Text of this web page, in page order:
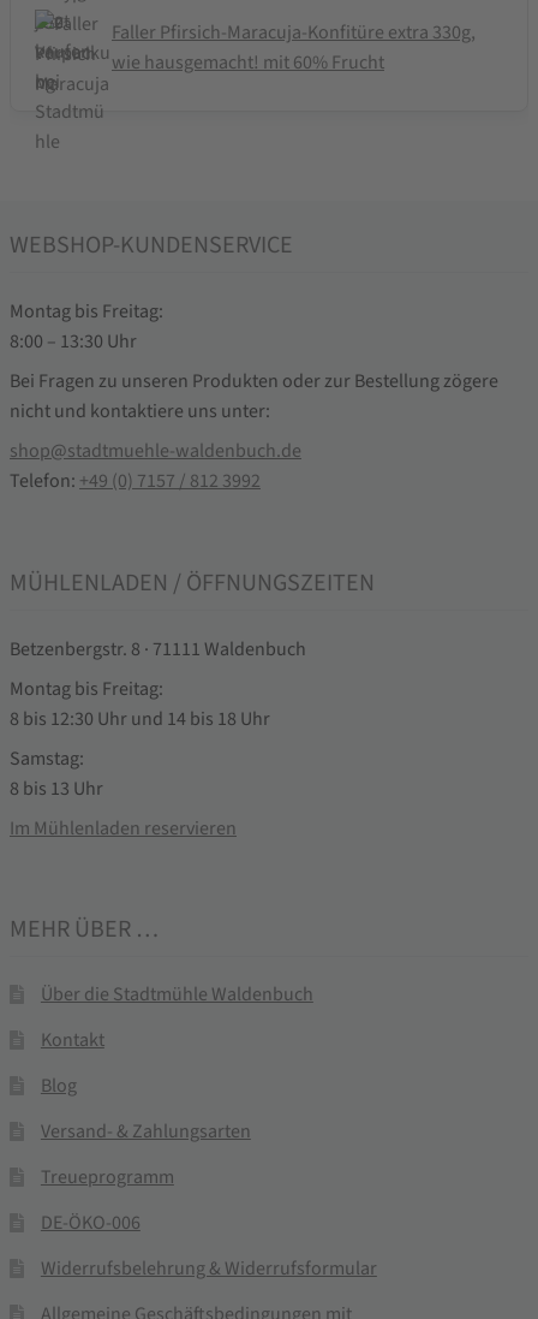
Faller Pfirsich-Maracuja-Konfitüre extra 330g,
wie hausgemacht! mit 60% Frucht
WEBSHOP-KUNDENSERVICE
Montag bis Freitag:
8:00 – 13:30 Uhr
Bei Fragen zu unseren Produkten oder zur Bestellung zögere
nicht und kontaktiere uns unter:
shop@stadtmuehle-waldenbuch.de
Telefon:+49 (0) 7157 / 812 3992
MÜHLENLADEN / ÖFFNUNGSZEITEN
Betzenbergstr. 8 · 71111 Waldenbuch
Montag bis Freitag:
8 bis 12:30 Uhr und 14 bis 18 Uhr
Samstag:
8 bis 13 Uhr
Im Mühlenladen reservieren
MEHR ÜBER …
Über die Stadtmühle Waldenbuch
Kontakt
Blog
Versand- & Zahlungsarten
Treueprogramm
DE-ÖKO-006
Widerrufsbelehrung & Widerrufsformular